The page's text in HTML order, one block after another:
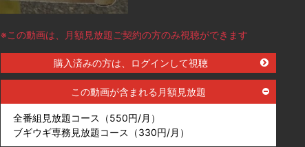
※この動画は、月額見放題ご契約の方のみ視聴ができます
購入済みの方は、ログインして視聴
この動画が含まれる月額見放題
全番組見放題コース（550円/月）
ブギウギ専務見放題コース（330円/月）